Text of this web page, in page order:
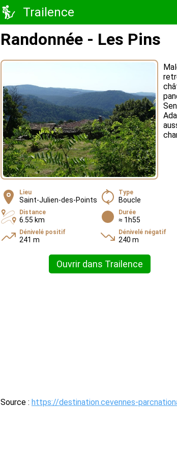
Trailence
Randonnée - Les Pins
Lieu
Saint-Julien-des-Points
Type
Boucle
Distance
6.55 km
Durée
≈ 1h55
Dénivelé positif
241 m
Dénivelé négatif
240 m
Ouvrir dans Trailence
Source : https://destination.cevennes-